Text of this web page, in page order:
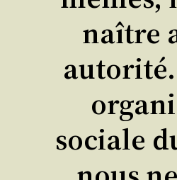
naître
sociale